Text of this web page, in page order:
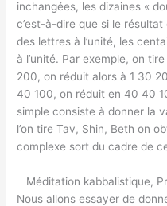
inchangées, les dizaines «
c’est-à-dire que si le
des lettres à l’unité, les
à l’unité. Par exemple, on
200, on réduit alors à 1 30
40 100, on réduit en 40 40
simple consiste à donner la
l’on tire Tav, Shin, Beth on
complexe sort du cadre de
Méditation kabbalistique,
Nous allons essayer de